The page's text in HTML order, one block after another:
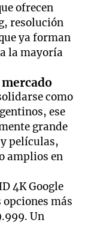
ofrecen
resolución
ya forman
la mayoría
como
ese
grande
películas,
amplios en
4K Google
opciones más
Un